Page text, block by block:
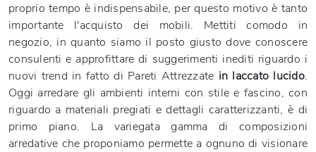
proprio tempo è indispensabile, per questo motivo è tanto
importante l'acquisto dei mobili. Mettiti comodo in
negozio, in quanto siamo il posto giusto dove conoscere
consulenti e approfittare di suggerimenti inediti riguardo i
nuovi trend in fatto di Pareti Attrezzate in laccato lucido.
Oggi arredare gli ambienti interni con stile e fascino, con
riguardo a materiali pregiati e dettagli caratterizzanti, è di
primo piano. La variegata gamma di composizioni
arredative che proponiamo permette a ognuno di visionare